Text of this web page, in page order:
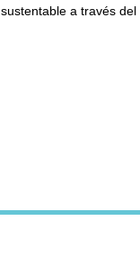
a través del